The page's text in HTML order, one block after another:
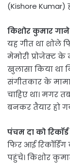
(Kishore Kumar)
किशोर कुमार गाने
यह गीत था शोले
मेमोरी प्रोजेक्ट
खुलासा किया था
संगीतकार के
चाहिए था। मगर
बनकर तैयार हो
पंचम दा को
फिर आई रिकॉर्डिंग
पहुंचे। किशोर